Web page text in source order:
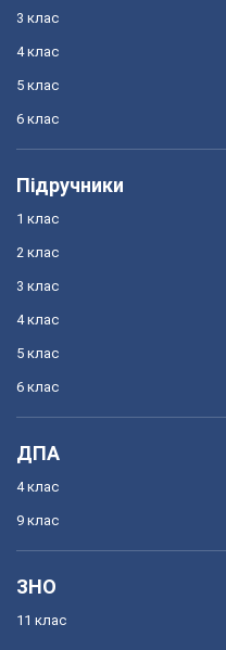
3 клас
4 клас
5 клас
6 клас
Підручники
1 клас
2 клас
3 клас
4 клас
5 клас
6 клас
ДПА
4 клас
9 клас
ЗНО
11 клас